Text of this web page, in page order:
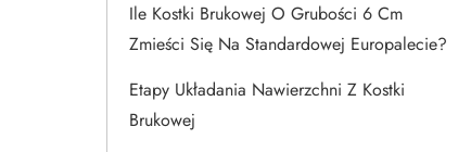
Ile Kostki Brukowej O Grubości 6 Cm
Zmieści Się Na Standardowej Europalecie?
Etapy Układania Nawierzchni Z Kostki
Brukowej